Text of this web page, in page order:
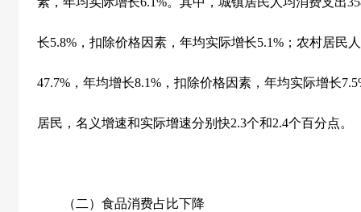
长5.8% ，扣除价格因素，年均实际增长5.1% ；农村居民
47.7% ，年均增长8.1% ，扣除价格因素，年均实际增长
居民，名义增速和实际增速分别快2.3个和2.4个百分点。
（二）食品消费占比下降